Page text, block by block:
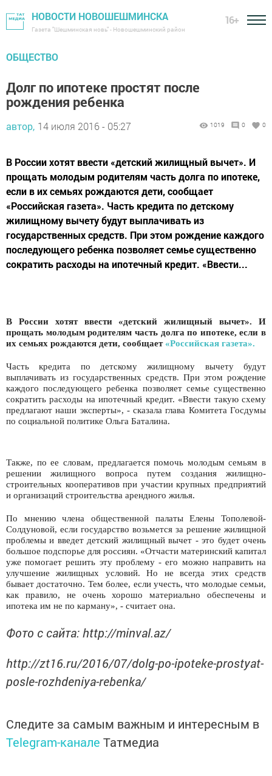
НОВОСТИ НОВОШЕШМИНСКА
Газета "Шешминская новь" - Новошешминский район
16+
ОБЩЕСТВО
Долг по ипотеке простят после
рождения ребенка
автор, 14 июля 2016 - 05:27 1019 0 0
В России хотят ввести «детский жилищный вычет». И
прощать молодым родителям часть долга по ипотеке,
если в их семьях рождаются дети, сообщает
«Российская газета». Часть кредита по детскому
жилищному вычету будут выплачивать из
государственных средств. При этом рождение каждого
последующего ребенка позволяет семье существенно
сократить расходы на ипотечный кредит. «Ввести...
В России хотят ввести «детский жилищный вычет». И
прощать молодым родителям часть долга по ипотеке, если в
их семьях рождаются дети, сообщает «Российская газета».
Часть кредита по детскому жилищному вычету будут
выплачивать из государственных средств. При этом рождение
каждого последующего ребенка позволяет семье существенно
сократить расходы на ипотечный кредит. «Ввести такую схему
предлагают наши эксперты», - сказала глава Комитета Госдумы
по социальной политике Ольга Баталина.
Также, по ее словам, предлагается помочь молодым семьям в
решении жилищного вопроса путем создания жилищно-
строительных кооперативов при участии крупных предприятий
и организаций строительства арендного жилья.
По мнению члена общественной палаты Елены Тополевой-
Солдуновой, если государство возьмется за решение жилищной
проблемы и введет детский жилищный вычет - это будет очень
большое подспорье для россиян. «Отчасти материнский капитал
уже помогает решить эту проблему - его можно направить на
улучшение жилищных условий. Но не всегда этих средств
бывает достаточно. Тем более, если учесть, что молодые семьи,
как правило, не очень хорошо материально обеспечены и
ипотека им не по карману», - считает она.
Фото с сайта: http://minval.az/
http://zt16.ru/2016/07/dolg-po-ipoteke-prostyat-
posle-rozhdeniya-rebenka/
Следите за самым важным и интересным в
Telegram-канале Татмедиа